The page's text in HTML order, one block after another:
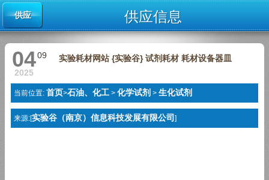
供应 供应信息
09
04
2025
实验耗材网站 {实验谷} 试剂耗材 耗材设备器皿
当前位置: 首页>石油、化工 > 化学试剂 > 生化试剂
来源:[实验谷（南京）信息科技发展有限公司 ]